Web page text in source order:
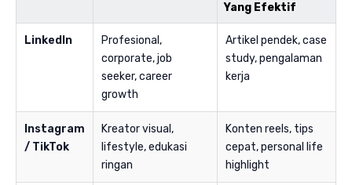
Yang Efektif
LinkedIn
Profesional,
corporate, job
seeker, career
growth
Artikel pendek, case
study, pengalaman
kerja
Instagram
/ TikTok
Kreator visual,
lifestyle, edukasi
ringan
Konten reels, tips
cepat, personal life
highlight